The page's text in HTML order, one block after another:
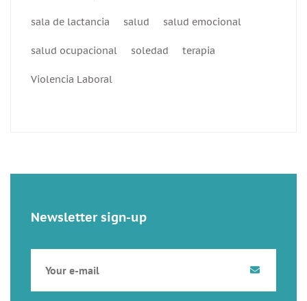
sala de lactancia salud salud emocional
salud ocupacional soledad terapia
Violencia Laboral
Newsletter sign-up